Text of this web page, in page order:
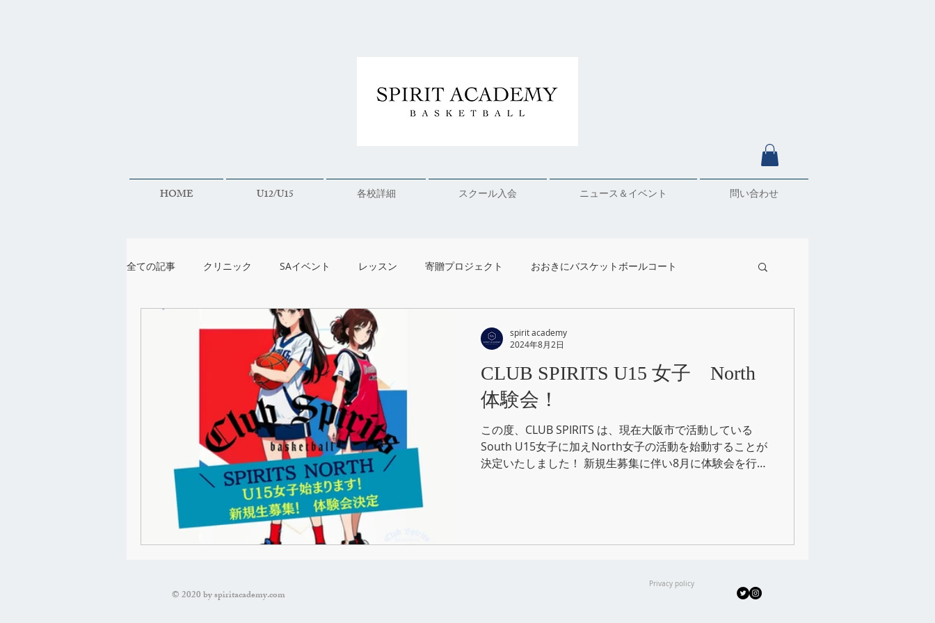
HOME U12/U15 各校詳細 スクール入会 ニュース＆イベント 問い合わせ
全ての記事 クリニック SAイベント レッスン 寄贈プロジェクト おおきにバスケットボールコート
B GROUND SPIRIT ACADEMY
アンダーカテゴリー B GROUNDスポーツコートCLUB SPIRITS U15 女子 North
体験会！
この度、CLUB SPIRITS は、現在大阪市で活動している
South U15女子に加えNorth女子の活動を始動することが
決定いたしました！ 新規生募集に伴い8月に体験会を行い
spirit academy
2024年8月2日
© 2020 by spiritacademy.com
Privacy policy